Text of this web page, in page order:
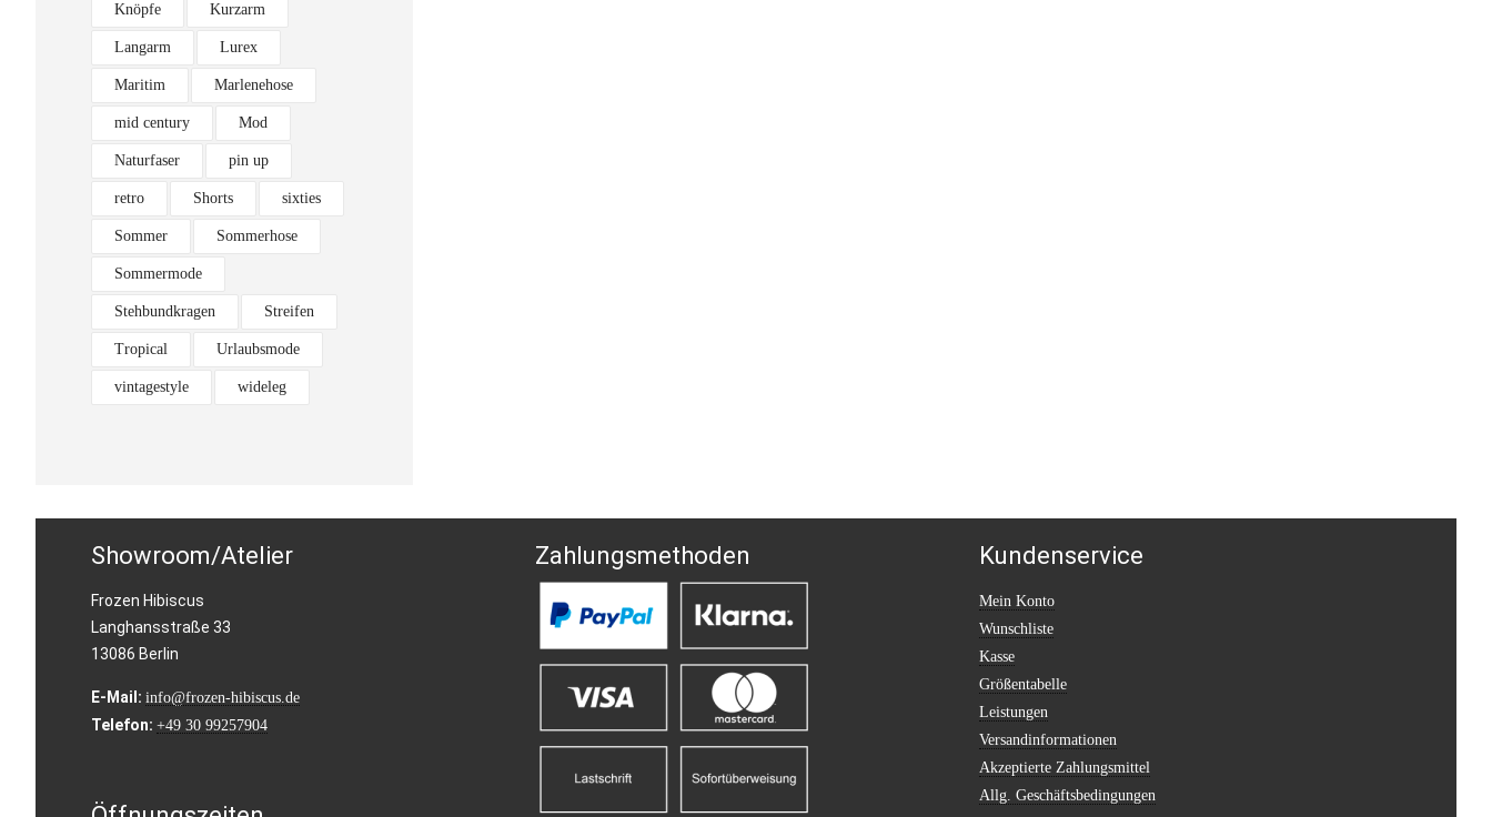
Knöpfe Kurzarm
Langarm Lurex
Maritim Marlenehose
mid century Mod
Naturfaser pin up
retro Shorts sixties
Sommer Sommerhose
Sommermode
Stehbundkragen Streifen
Tropical Urlaubsmode
vintagestyle wideleg
Showroom/Atelier
Frozen Hibiscus
Langhansstraße 33
13086 Berlin
E-Mail: info@frozen-hibiscus.de
Telefon: +49 30 99257904
Zahlungsmethoden Kundenservice
Mein Konto
Wunschliste
Kasse
Größentabelle
Leistungen
Versandinformationen
Akzeptierte Zahlungsmittel
Allg. Geschäftsbedingungen